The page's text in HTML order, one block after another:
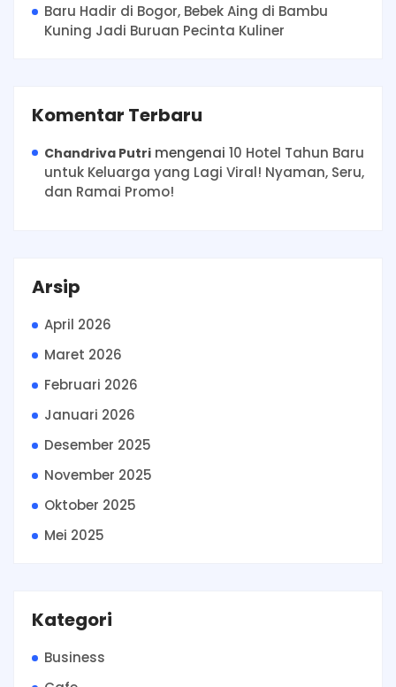
Baru Hadir di Bogor, Bebek Aing di Bambu
Kuning Jadi Buruan Pecinta Kuliner
Komentar Terbaru
Chandriva Putri mengenai 10 Hotel Tahun Baru
untuk Keluarga yang Lagi Viral! Nyaman, Seru,
dan Ramai Promo!
Arsip
April 2026
Maret 2026
Februari 2026
Januari 2026
Desember 2025
November 2025
Oktober 2025
Mei 2025
Kategori
Business